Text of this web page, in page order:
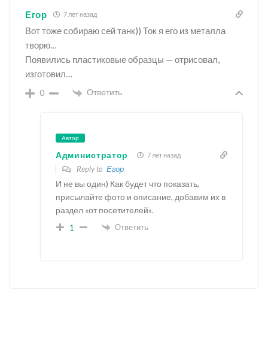
Егор 7 лет назад
Вот тоже собираю сей танк)) Ток я его из металла
творю…
Появились пластиковые образцы — отрисовал,
изготовил…
0 Ответить
Автор
Администратор 7 лет назад
Reply to Егор
И не вы один) Как будет что показать,
присылайте фото и описание, добавим их в
раздел «от посетителей».
1 Ответить